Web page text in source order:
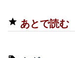
あとで読む